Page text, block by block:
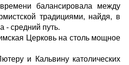
балансировала между
традициями, найдя, в
- средний путь.
Церковь на столь мощное
и Кальвину католических